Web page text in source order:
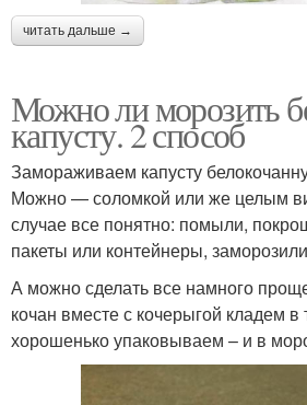
читать дальше →
Можно ли морозить
капусту. 2 способ
Замораживаем капусту
Можно — соломкой или же целым
случае все понятно: помыли,
пакеты или контейнеры,
А можно сделать все намного
кочан вместе с кочерыгой кладем в
хорошенько упаковываем – и в